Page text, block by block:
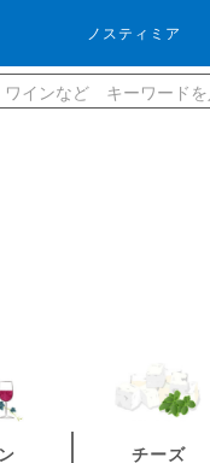
ノスティミア
チーズ